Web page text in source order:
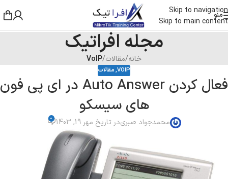
Skip to navigation
Skip to main content
منو
مجله افراتیک
خانه/مقالات/
VoIP
VOIP
,مقالات
فعال کردن Auto Answer در ای پی فون
های سیسکو
محمدجواد صبریدر تاریخ مهر 19, 1403 0